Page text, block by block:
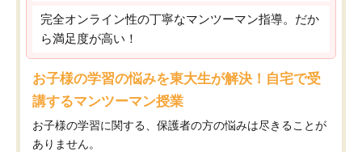
完全オンライン性の丁寧なマンツーマン指導。だか
ら満足度が高い！
お子様の学習の悩みを東大生が解決！自宅で受
講するマンツーマン授業
お子様の学習に関する、保護者の方の悩みは尽きることが
ありません。